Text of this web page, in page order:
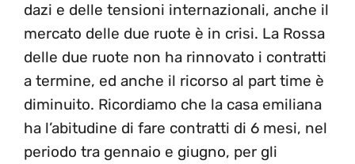
dazi e delle tensioni internazionali, anche il
mercato delle due ruote è in crisi. La Rossa
delle due ruote non ha rinnovato i contratti
a termine, ed anche il ricorso al part time è
diminuito. Ricordiamo che la casa emiliana
ha l’abitudine di fare contratti di 6 mesi, nel
periodo tra gennaio e giugno, per gli